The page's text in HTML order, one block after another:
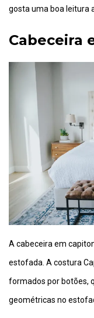
gosta uma boa leitura
Cabeceira
A cabeceira em
estofada. A costura
formados por botões,
geométricas no